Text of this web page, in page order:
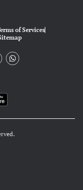
of Services